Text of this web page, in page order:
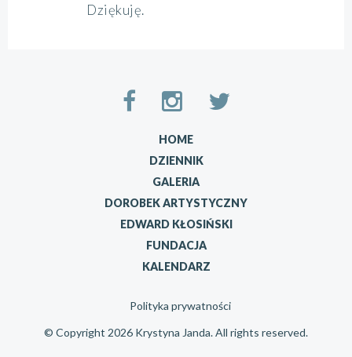
Dziękuję.
HOME
DZIENNIK
GALERIA
DOROBEK ARTYSTYCZNY
EDWARD KŁOSIŃSKI
FUNDACJA
KALENDARZ
Polityka prywatności
© Copyright 2026 Krystyna Janda. All rights reserved.